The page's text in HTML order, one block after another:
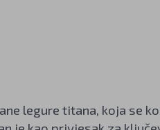
legure titana, koja se